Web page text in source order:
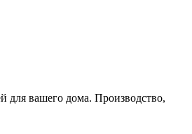
для вашего дома. Производство,